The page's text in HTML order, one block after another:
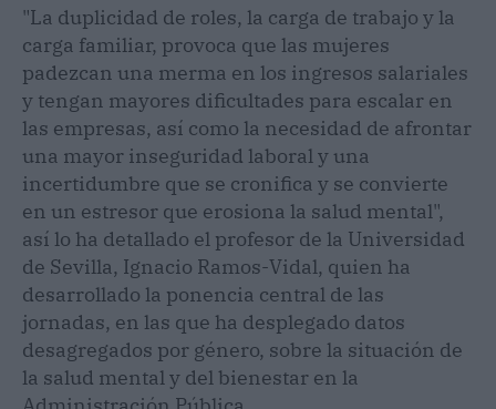
"La duplicidad de roles, la carga de trabajo y la
carga familiar, provoca que las mujeres
padezcan una merma en los ingresos salariales
y tengan mayores dificultades para escalar en
las empresas, así como la necesidad de afrontar
una mayor inseguridad laboral y una
incertidumbre que se cronifica y se convierte
en un estresor que erosiona la salud mental",
así lo ha detallado el profesor de la Universidad
de Sevilla, Ignacio Ramos-Vidal, quien ha
desarrollado la ponencia central de las
jornadas, en las que ha desplegado datos
desagregados por género, sobre la situación de
la salud mental y del bienestar en la